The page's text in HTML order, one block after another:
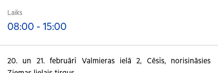
Laiks
08:00 - 15:00
20. un 21. februārī Valmieras ielā 2, Cēsīs, norisināsies